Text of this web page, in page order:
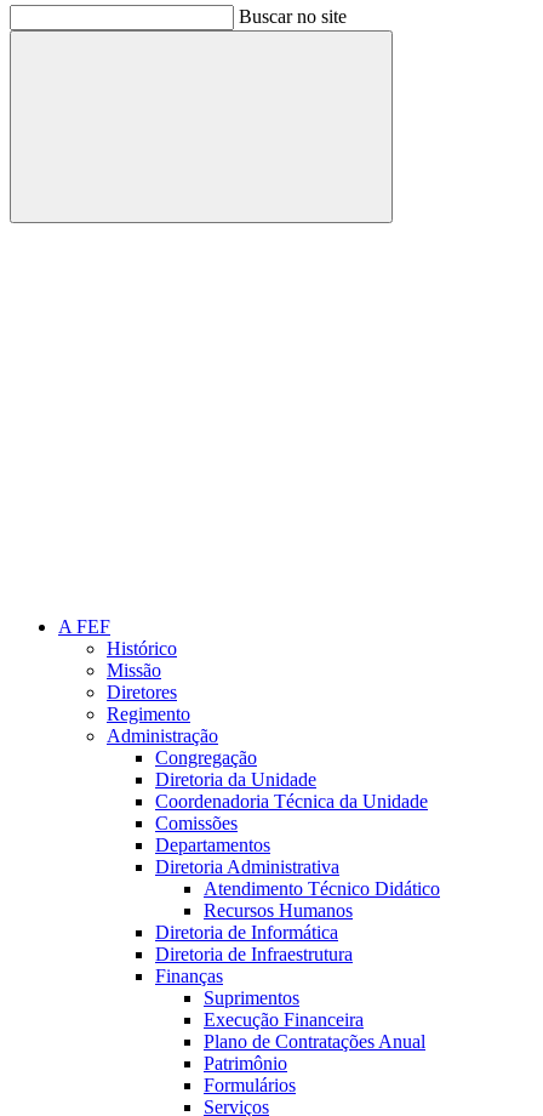
Buscar no site
Buscar
A FEF
Histórico
Missão
Diretores
Regimento
Administração
Congregação
Diretoria da Unidade
Coordenadoria Técnica da Unidade
Comissões
Departamentos
Diretoria Administrativa
Atendimento Técnico Didático
Recursos Humanos
Diretoria de Informática
Diretoria de Infraestrutura
Finanças
Suprimentos
Execução Financeira
Plano de Contratações Anual
Patrimônio
Formulários
Serviços